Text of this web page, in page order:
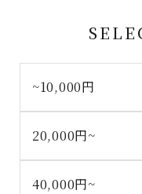
~10,000円
20,000円~
40,000円~